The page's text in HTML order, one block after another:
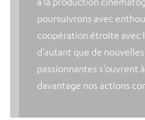
poursuivrons avec
coopération étroite avec
d’autant que de
passionnantes s’ouvrent
davantage nos actions